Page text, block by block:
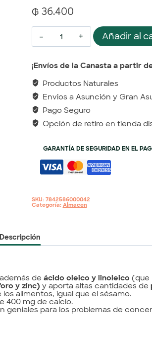
₲ 36.400
Añadir al
¡Envíos de la Canasta a partir
Productos Naturales
Envios a Asunción y Gran
Pago Seguro
Opción de retiro en tienda
GARANTÍA DE SEGURIDAD EN EL
SKU: 7842586000042
Categoría: Almacen
Descripción
de ácido oleico y linoleico (que
y zinc) y aporta altas cantidades de
alimentos, igual que el sésamo.
400 mg de calcio.
geniales para los problemas de